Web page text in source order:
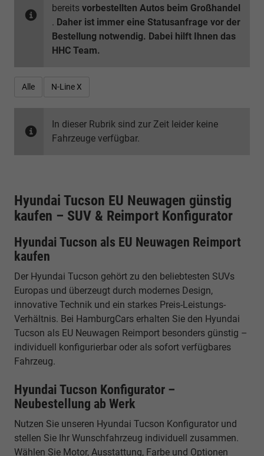
bereits vorbestellten Autos beim Großhandel
. Daher ist immer eine Statusanfrage vor der
Bestellung notwendig. Dabei hilft Ihnen das
HHC Team.
Alle N-Line X
In dieser Rubrik sind zur Zeit leider keine
Fahrzeuge verfügbar.
Hyundai Tucson EU Neuwagen günstig
kaufen – SUV & Reimport Konfigurator
Hyundai Tucson als EU Neuwagen Reimport
kaufen
Der Hyundai Tucson gehört zu den beliebtesten SUVs
Europas und überzeugt durch modernes Design,
innovative Technik und ein starkes Preis-Leistungs-
Verhältnis. Bei HamburgCars erhalten Sie den Hyundai
Tucson als EU Neuwagen Reimport besonders günstig –
individuell konfigurierbar oder als sofort verfügbares
Fahrzeug.
Hyundai Tucson Konfigurator –
Neubestellung ab Werk
Nutzen Sie unseren Hyundai Tucson Konfigurator und
stellen Sie Ihr Wunschfahrzeug individuell zusammen.
Wählen Sie Motor, Ausstattung, Farbe und Optionen